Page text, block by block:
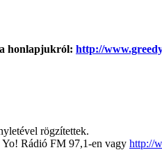
honlapjukról: http://
rögzítettek.
Yo! Rádió FM 97,1-en vagy http://